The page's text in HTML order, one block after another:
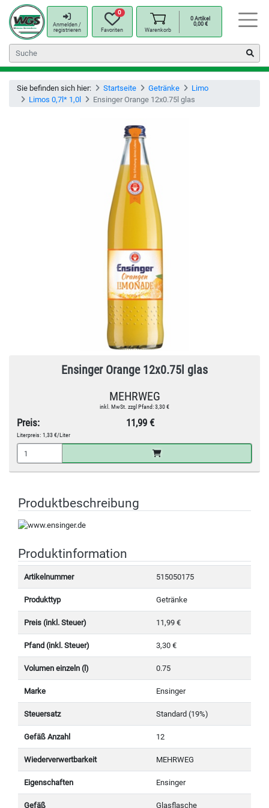
Anmelden /
registrieren
0
Favoriten Warenkorb
0Artikel
0,00 €
Sie befinden sich hier: Startseite Getränke
Limo
Limos 0,7l* 1,0l
Ensinger Orange 12x0.75l glas
Ensinger Orange 12x0.75l glas
MEHRWEG
inkl. MwSt. zzgl Pfand: 3,30 €
Preis: 11,99 €
Literpreis: 1,33 €/Liter
Produktbeschreibung
Produktinformation
Artikelnummer 515050175
Produkttyp Getränke
Preis (inkl. Steuer) 11,99 €
Pfand (inkl. Steuer) 3,30 €
Volumen einzeln (l) 0.75
Marke Ensinger
Steuersatz Standard (19%)
Gefäß Anzahl 12
Wiederverwertbarkeit MEHRWEG
Eigenschaften Ensinger
Gefäß Glasflasche